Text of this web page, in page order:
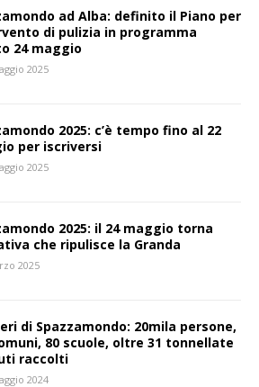
ad Alba: definito il Piano per
di pulizia in programma
24 maggio
2025
2025: c’è tempo fino al 22
per iscriversi
2025
2025: il 24 maggio torna
che ripulisce la Granda
2025
di Spazzamondo: 20mila persone,
80 scuole, oltre 31 tonnellate
raccolti
2024